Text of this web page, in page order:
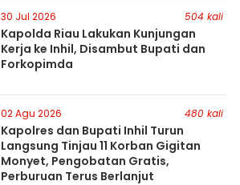
30 Jul 2026 504 kali
Kapolda Riau Lakukan Kunjungan
Kerja ke Inhil, Disambut Bupati dan
Forkopimda
02 Agu 2026 480 kali
Kapolres dan Bupati Inhil Turun
Langsung Tinjau 11 Korban Gigitan
Monyet, Pengobatan Gratis,
Perburuan Terus Berlanjut